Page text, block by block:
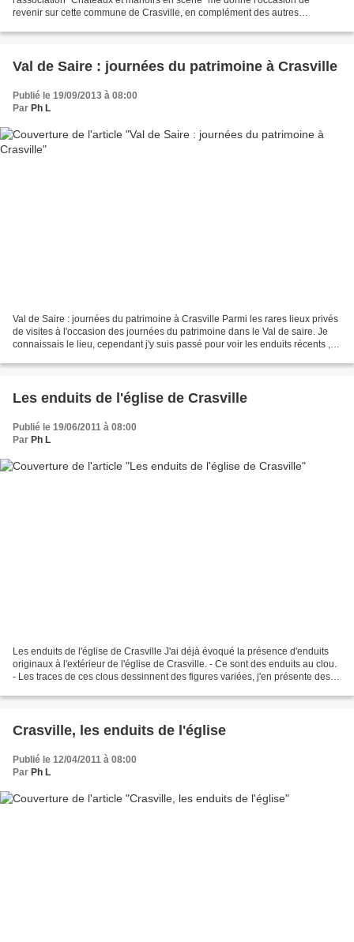
revenir sur cette commune de Crasville, en complément des autres
Val de Saire : journées du patrimoine à Crasville
Publié le 19/09/2013 à 08:00
Par Ph L
Val de Saire : journées du patrimoine à Crasville Parmi les rares lieux privés
de visites à l'occasion des journées du patrimoine dans le Val de saire. Je
connaissais le lieu, cependant j'y suis passé pour voir les enduits récents ,
Les enduits de l'église de Crasville
Publié le 19/06/2011 à 08:00
Par Ph L
Les enduits de l'église de Crasville J'ai déjà évoqué la présence d'enduits
originaux à l'extérieur de l'église de Crasville. - Ce sont des enduits au clou.
- Les traces de ces clous dessinnent des figures variées, j'en présente des
Crasville, les enduits de l'église
Publié le 12/04/2011 à 08:00
Par Ph L